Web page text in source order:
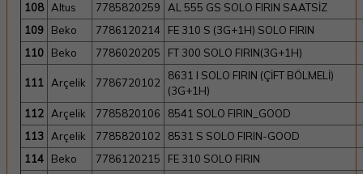
108 Altus 7785820259
AL 555 GS SOLO FIRIN SAATSİZ
109
Beko 7786120214
FE 310 S (3G+1H) SOLO FIRIN
110
Beko 7786020205 FT 300 SOLO FIRIN(3G+1H)
111 Arçelik 7786720102
8631 I SOLO FIRIN (ÇİFT BÖLMELİ)
(3G+1H)
112 Arçelik 7785820106
8541 SOLO FIRIN_GOOD
113 Arçelik 7785820102
8531 S SOLO FIRIN-GOOD
114
Beko 7786120215
FE 310 SOLO FIRIN